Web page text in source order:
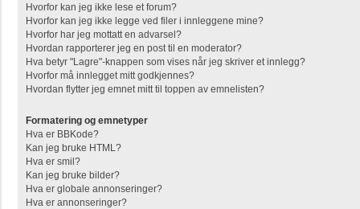
Hvorfor kan jeg ikke lese et forum?
Hvorfor kan jeg ikke legge ved filer i innleggene mine?
Hvorfor har jeg mottatt en advarsel?
Hvordan rapporterer jeg en post til en moderator?
Hva betyr "Lagre"-knappen som vises når jeg skriver et innlegg?
Hvorfor må innlegget mitt godkjennes?
Hvordan flytter jeg emnet mitt til toppen av emnelisten?
Formatering og emnetyper
Hva er BBKode?
Kan jeg bruke HTML?
Hva er smil?
Kan jeg bruke bilder?
Hva er globale annonseringer?
Hva er annonseringer?